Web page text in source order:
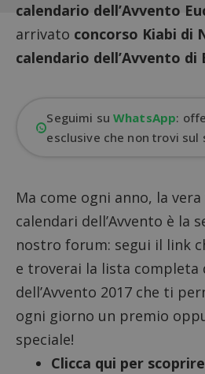
calendario dell’Avvento
arrivato concorso Kiabi di
calendario dell’Avvento di
Seguimi suWhatsApp:
esclusive che non trovi sul
Ma come ogni anno, la vera
calendari dell’Avvento è la
nostro forum: segui il link
e troverai la lista
dell’Avvento 2017 che ti
ogni giorno un premio
speciale!
Clicca qui per